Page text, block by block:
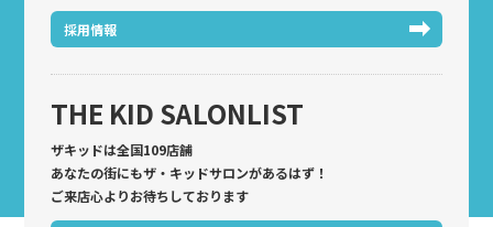
採用情報
THE KID SALONLIST
ザキッドは全国109店舗
あなたの街にもザ・キッドサロンがあるはず！
ご来店心よりお待ちしております